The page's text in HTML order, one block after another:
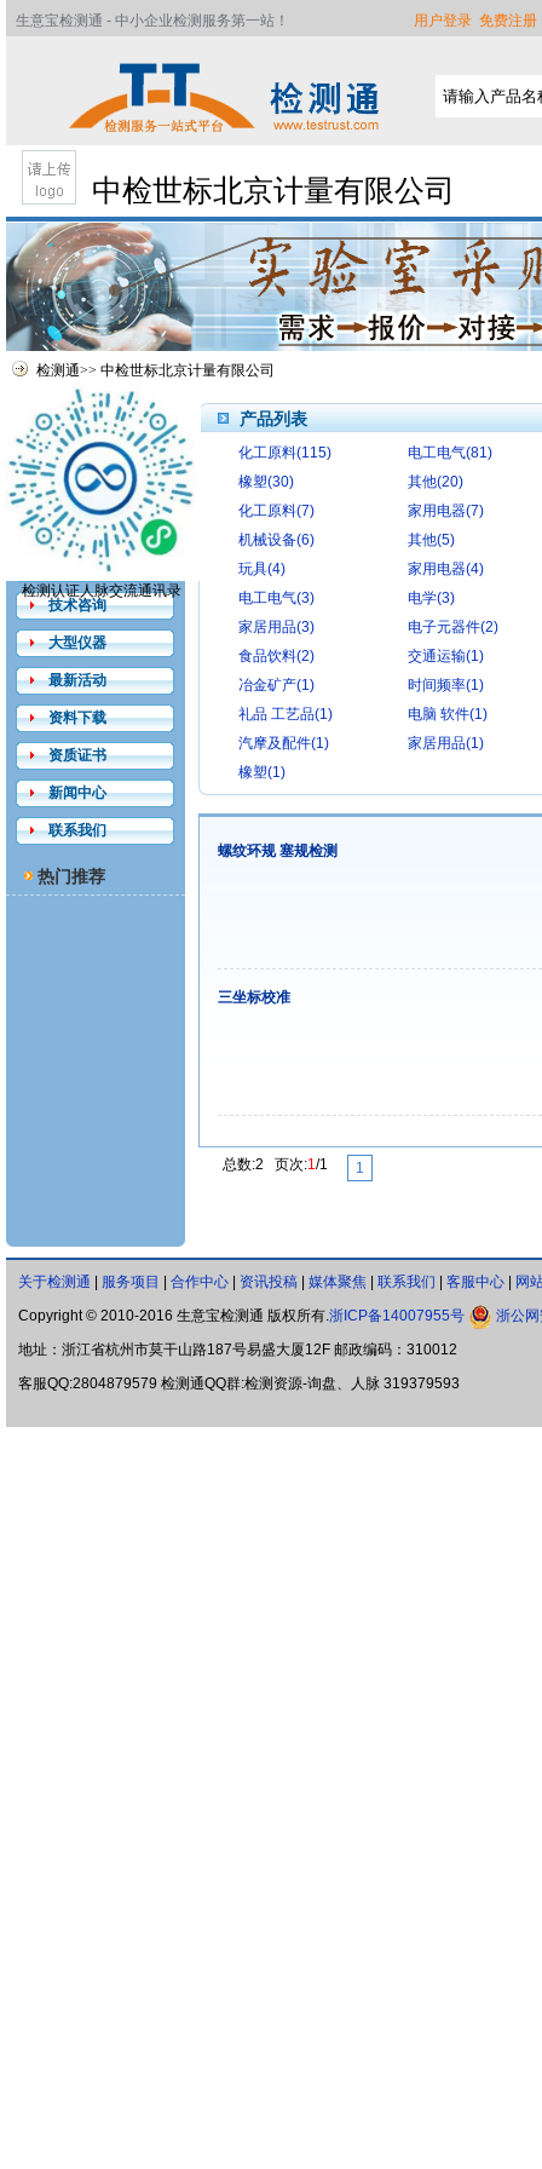
用户登录 免费注册
生意宝检测通 - 中小企业检测服务第一站！
中检世标北京计量有限公司
检测通>> 中检世标北京计量有限公司
首页
公司简介
服务介绍
检测认证
技术咨询
大型仪器
最新活动
资料下载
资质证书
新闻中心
联系我们
热门推荐
检测认证人脉交流通讯录
产品列表
化工原料(115)
电工电气(81)
橡塑(30)
其他(20)
化工原料(7)
家用电器(7)
机械设备(6)
其他(5)
玩具(4)
家用电器(4)
电工电气(3)
电学(3)
家居用品(3)
电子元器件(2)
食品饮料(2)
交通运输(1)
冶金矿产(1)
时间频率(1)
礼品 工艺品(1)
电脑 软件(1)
汽摩及配件(1)
家居用品(1)
橡塑(1)
螺纹环规 塞规检测
三坐标校准
总数:2 页次:1/1 1
关于检测通 服务项目 合作中心 资讯投稿 媒体聚焦 联系我们 客服中心
网
Copyright © 2010-2016 生意宝检测通 版权所有.浙ICP备14007955号
浙公
地址：浙江省杭州市莫干山路187号易盛大厦12F 邮政编码：310012
客服QQ:2804879579 检测通QQ群:检测资源-询盘、人脉 319379593